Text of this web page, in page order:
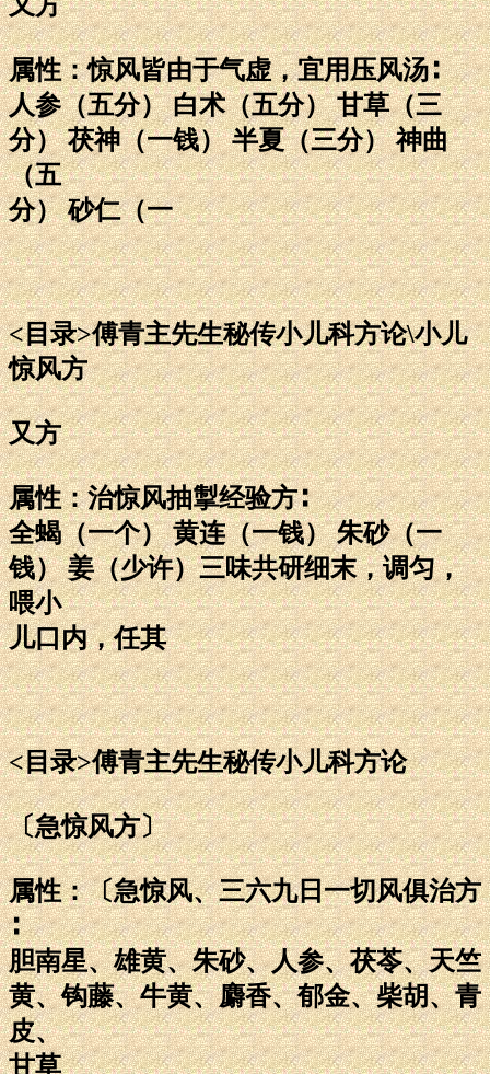
属性：惊风皆由于气虚，宜用压风汤∶
人参（五分） 白术（五分） 甘草（三
分） 茯神（一钱） 半夏（三分） 神曲
（五
分） 砂仁（一
<目录>傅青主先生秘传小儿科方论\小儿
惊风方
又方
属性：治惊风抽掣经验方∶
全蝎（一个） 黄连（一钱） 朱砂（一
钱） 姜（少许）三味共研细末，调匀，
喂小
儿口内，任其
<目录>傅青主先生秘传小儿科方论
〔急惊风方〕
属性：〔急惊风、三六九日一切风俱治方
∶
胆南星、雄黄、朱砂、人参、茯苓、天竺
黄、钩藤、牛黄、麝香、郁金、柴胡、青
皮、
甘草